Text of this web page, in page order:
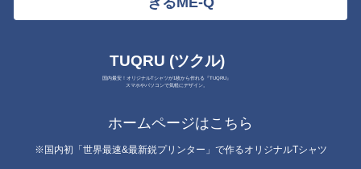
TUQRU (ツクル)
国内最安！オリジナルTシャツが1枚から作れる『TUQRU』
スマホやパソコンで気軽にデザイン。
ホームページはこちら
※国内初「世界最速&最新鋭プリンター」で作るオリジナルTシャツ